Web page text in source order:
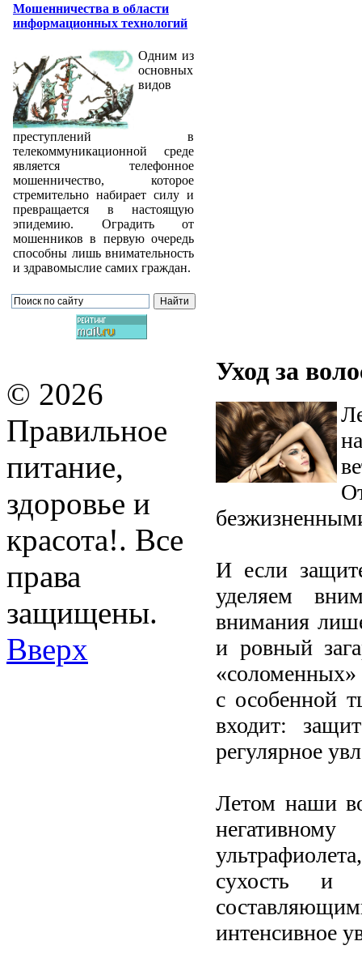
Мошенничества в области
информационных технологий
Одним из
основных
видов
преступлений в
телекоммуникационной среде
является телефонное
мошенничество, которое
стремительно набирает силу и
превращается в настоящую
эпидемию. Оградить от
мошенников в первую очередь
способны лишь внимательность
и здравомыслие самих граждан.
Уход за
И если
уделяем
внимания
и ровный
«соломенных»
с особенной
входит:
регулярное
Летом наши
сухость и
интенсивное
© 2026
Правильное
питание,
здоровье и
красота!. Все
права
защищены.
Вверх